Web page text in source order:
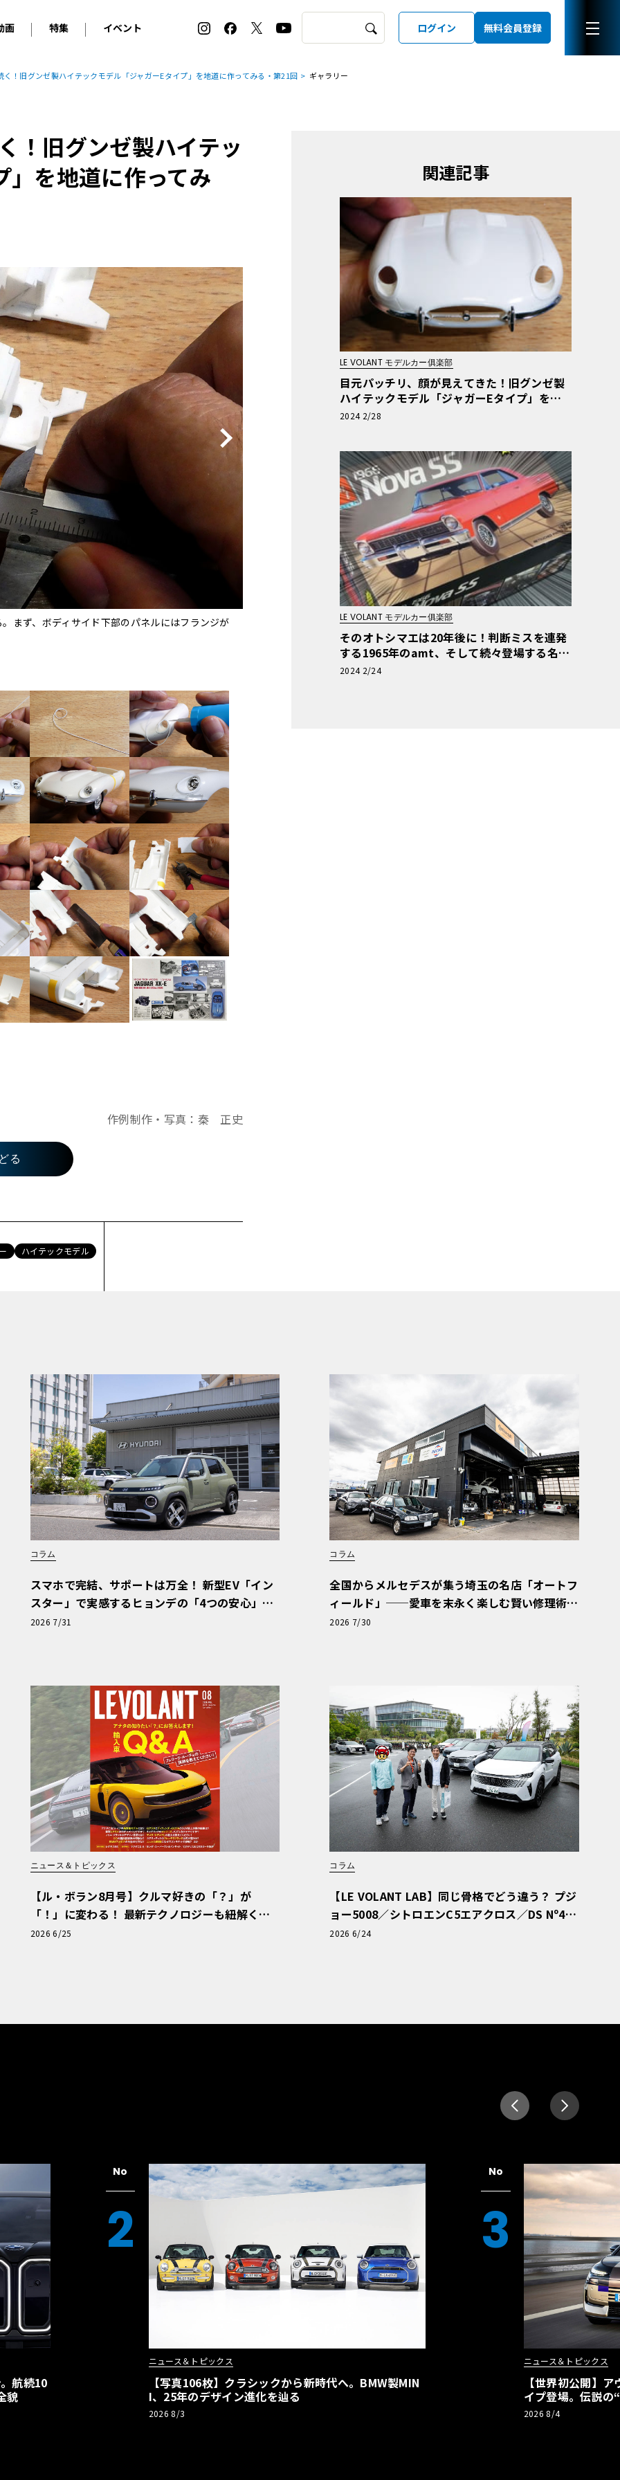
BMW
アルピナ
ルノー
アバルト
ロメオ
ーニ
マセラティ
アストン・マーティン
キャデラック
シボレー
テスラ
ヒョンデ
トヨタ
日産
スバル
マツダ
ダイハツ
スズキ
画
ジナル動画
特集
2026 サマータイヤ＆ホイール バイヤーズガイド
ホイールカタログ
タイヤ特集
イベント
ル・ボラン カーズ・ミート2026横浜
EV:LIFE KOBE 2025
ル・ボラン カーズ・ミート2025横浜
ログイン 無料会員登録
！旧グンゼ製ハイテックモデル「ジャガーEタイプ」を地道に作ってみる・第21回 ギャラリー
！旧グンゼ製ハイテッ
」を地道に作ってみ
まず、ボディサイド下部のパネルにはフランジが
作例制作・写真：秦 正史
る
ハイテックモデル
関連記事
LE VOLANT モデルカー俱楽部
目元パッチリ、顔が見えてきた！旧グンゼ製
ハイテックモデル「ジャガーEタイプ」を地
道に作ってみる・第20回
2024 2/28
LE VOLANT モデルカー俱楽部
そのオトシマエは20年後に！判断ミスを連発
する1965年のamt、そして続々登場する名車
【アメリカンカープラモ・クロニクル】第21
2024 2/24
コラム
スマホで完結、サポートは万全！ 新型EV「イン
スター」で実感するヒョンデの「4つの安心」
【第1回・ヒョンデ6つの疑問：Why? Hyunda
2026 7/31
コラム
全国からメルセデスが集う埼玉の名店「オートフ
ィールド」──愛車を末永く楽しむ賢い修理術
と、プロがフックス製オイルを選ぶ理由〈PR〉
2026 7/30
ニュース＆トピックス
【ル・ボラン8月号】クルマ好きの「？」が
「！」に変わる！ 最新テクノロジーも紐解く
「輸入車Q&A」
2026 6/25
コラム
【LE VOLANT LAB】同じ骨格でどう違う？ プジ
ョー5008／シトロエンC5エアクロス／DS Nº4
読者一気乗りレポート
2026 6/24
航続10
貌
No
2
ニュース＆トピックス
【写真106枚】クラシックから新時代へ。BMW製MIN
I、25年のデザイン進化を辿る
2026 8/3
No
3
ニュース＆トピックス
【世界初公開】
イプ登場。伝説の
リーBEVとして復
2026 8/4